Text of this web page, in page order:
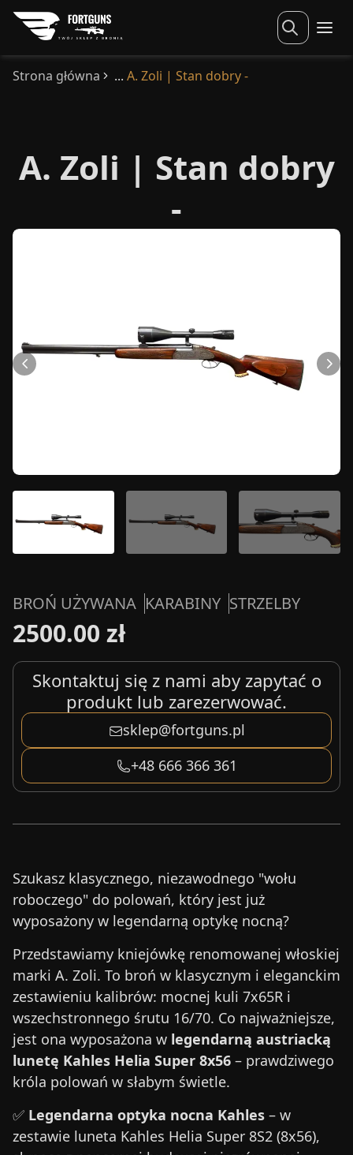
Strona główna A. Zoli | Stan dobry -
A. Zoli | Stan dobry
-
BROŃ UŻYWANA KARABINY STRZELBY
2500.00 zł
Skontaktuj się z nami aby zapytać o
produkt lub zarezerwować.
sklep@fortguns.pl
+48 666 366 361
Szukasz klasycznego, niezawodnego "wołu
roboczego" do polowań, który jest już
wyposażony w legendarną optykę nocną?
Przedstawiamy kniejówkę renomowanej włoskiej
marki A. Zoli. To broń w klasycznym i eleganckim
zestawieniu kalibrów: mocnej kuli 7x65R i
wszechstronnego śrutu 16/70. Co najważniejsze,
jest ona wyposażona w legendarną austriacką
lunetę Kahles Helia Super 8x56 – prawdziwego
króla polowań w słabym świetle.
✅ Legendarna optyka nocna Kahles – w
zestawie luneta Kahles Helia Super 8S2 (8x56),